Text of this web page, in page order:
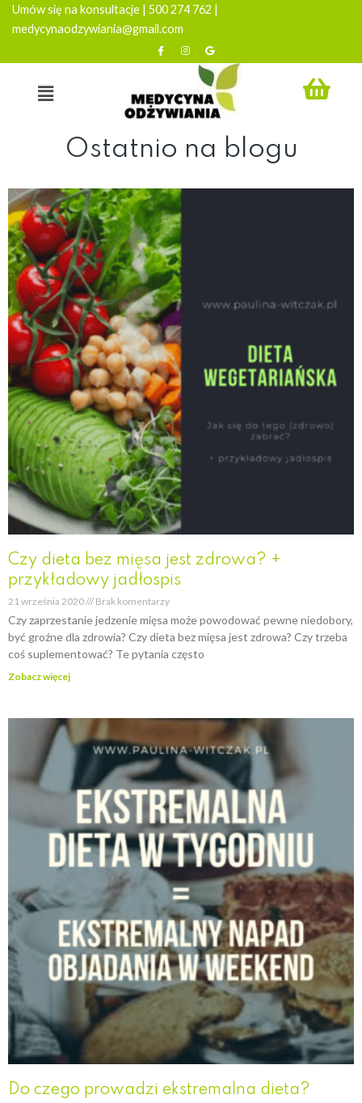
Umów się na konsultacje | 500 274 762 |
medycynaodzywiania@gmail.com
Ostatnio na blogu
Czy dieta bez mięsa jest zdrowa? +
przykładowy jadłospis
21 września 2020 Brak komentarzy
Czy zaprzestanie jedzenie mięsa może powodować pewne niedobory,
być groźne dla zdrowia? Czy dieta bez mięsa jest zdrowa? Czy trzeba
coś suplementować? Te pytania często
Zobacz więcej
Do czego prowadzi ekstremalna dieta?